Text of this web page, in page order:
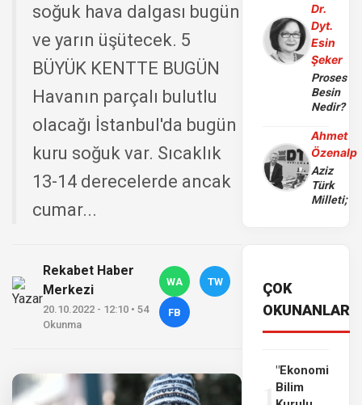
soğuk hava dalgası bugün
ve yarın üşütecek. 5
BÜYÜK KENTTE BUGÜN
Havanın parçalı bulutlu
olacağı İstanbul'da bugün
kuru soğuk var. Sıcaklık
13-14 derecelerde ancak
cumar...
Rekabet Haber
Merkezi
20.10.2022 - 12:10 • 54
Okunma
WA TW
FB
Dr.
Dyt.
Esin
Şeker
Proses
Besin
Nedir?
Ahmet
Özenalp
Aziz
Türk
Milleti;
ÇOK
OKUNANLAR
"Ekonomi
Bilim